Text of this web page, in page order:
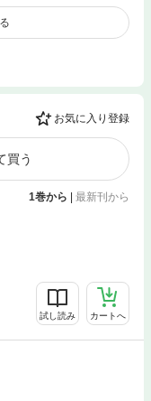
お気に入り登録
買う
1巻から | 最新刊から
試し読み カートへ